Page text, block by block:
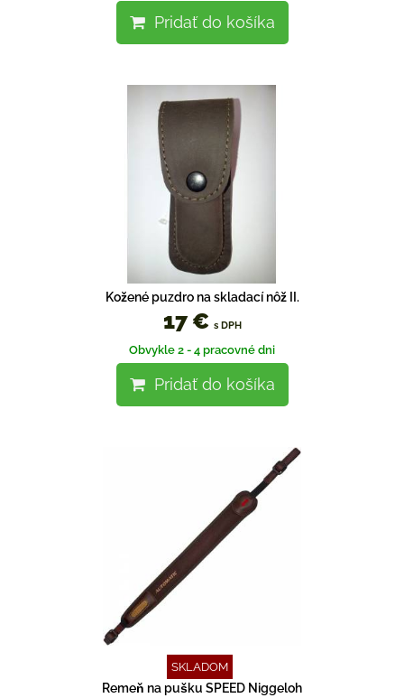
Pridať do košíka
Kožené puzdro na skladací nôž II.
17 € s DPH
Obvykle 2 - 4 pracovné dni
Pridať do košíka
SKLADOM
Remeň na pušku SPEED Niggeloh